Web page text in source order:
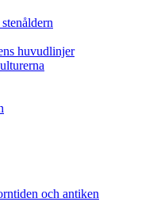
huvudlinjer
och antiken